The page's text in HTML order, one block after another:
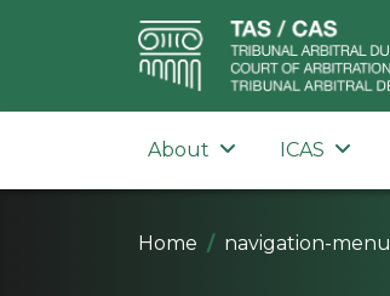
About ICAS
Home navigation-menu